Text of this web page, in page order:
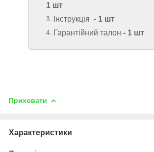
1 шт
Інструкція - 1 шт
Гарантійний талон - 1 шт
Приховати
Характеристики